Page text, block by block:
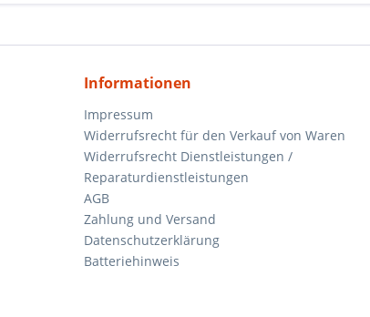
Informationen
Impressum
Widerrufsrecht für den Verkauf von Waren
Widerrufsrecht Dienstleistungen /
Reparaturdienstleistungen
AGB
Zahlung und Versand
Datenschutzerklärung
Batteriehinweis